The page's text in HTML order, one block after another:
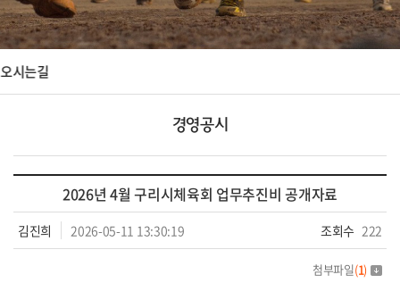
오시는길
경영공시
2026년 4월 구리시체육회 업무추진비 공개자료
김진희 2026-05-11 13:30:19 조회수 222
첨부파일(1)